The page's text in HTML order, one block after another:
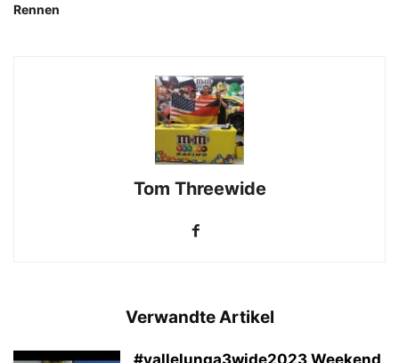
Rennen
Tom Threewide
Verwandte Artikel